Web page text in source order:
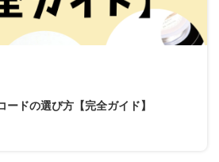
ドの選び方【完全ガイド】